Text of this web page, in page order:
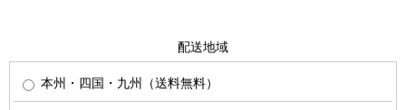
配送地域
本州・四国・九州（送料無料）